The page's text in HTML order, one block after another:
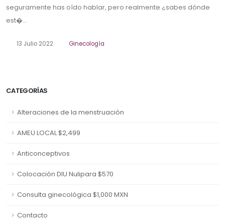
CATEGORÍAS
Alteraciones de la menstruación
AMEU LOCAL $2,499
Anticonceptivos
Colocación DIU Nulipara $570
Consulta ginecológica $1,000 MXN
Contacto
seguramente has oído hablar, pero realmente ¿sabes dónde
est�...
13 Julio 2022 Ginecología